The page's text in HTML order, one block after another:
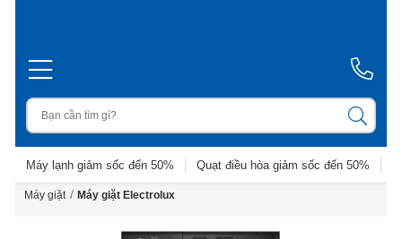
Máy lạnh giảm sốc đến 50% Quạt điều hòa giảm sốc đến 50%
Máy giặt / Máy giặt Electrolux